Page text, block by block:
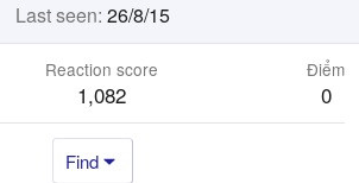
Last seen 26/8/15
Reaction score
1,082
Điểm
0
Find